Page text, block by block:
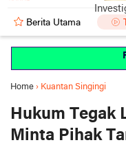
Berita Utama
Home › Kuantan Singingi
Hukum Tegak
Minta Pihak